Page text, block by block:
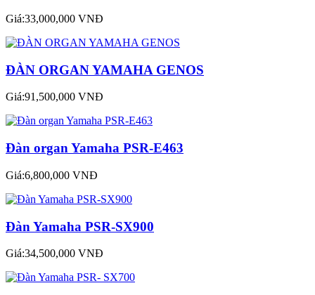
Giá:33,000,000 VNĐ
ĐÀN ORGAN YAMAHA GENOS
Giá:91,500,000 VNĐ
Đàn organ Yamaha PSR-E463
Giá:6,800,000 VNĐ
Đàn Yamaha PSR-SX900
Giá:34,500,000 VNĐ